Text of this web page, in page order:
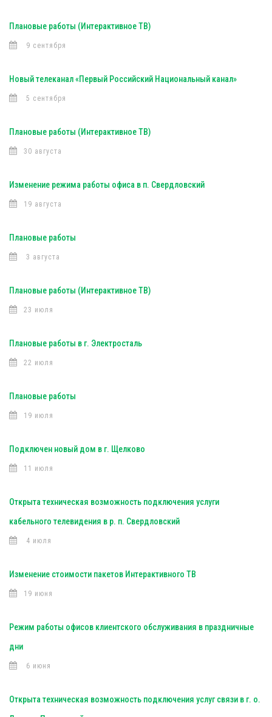
Плановые работы (Интерактивное ТВ)
9 сентября
Новый телеканал «Первый Российский Национальный канал»
5 сентября
Плановые работы (Интерактивное ТВ)
30 августа
Изменение режима работы офиса в п. Свердловский
19 августа
Плановые работы
3 августа
Плановые работы (Интерактивное ТВ)
23 июля
Плановые работы в г. Электросталь
22 июля
Плановые работы
19 июля
Подключен новый дом в г. Щелково
11 июля
Открыта техническая возможность подключения услуги
кабельного телевидения в р. п. Свердловский
4 июля
Изменение стоимости пакетов Интерактивного ТВ
19 июня
Режим работы офисов клиентского обслуживания в праздничные
дни
6 июня
Открыта техническая возможность подключения услуг связи в г. о.